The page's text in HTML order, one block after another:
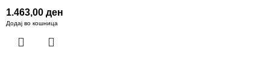
1.463,00 ден
Додај во кошница